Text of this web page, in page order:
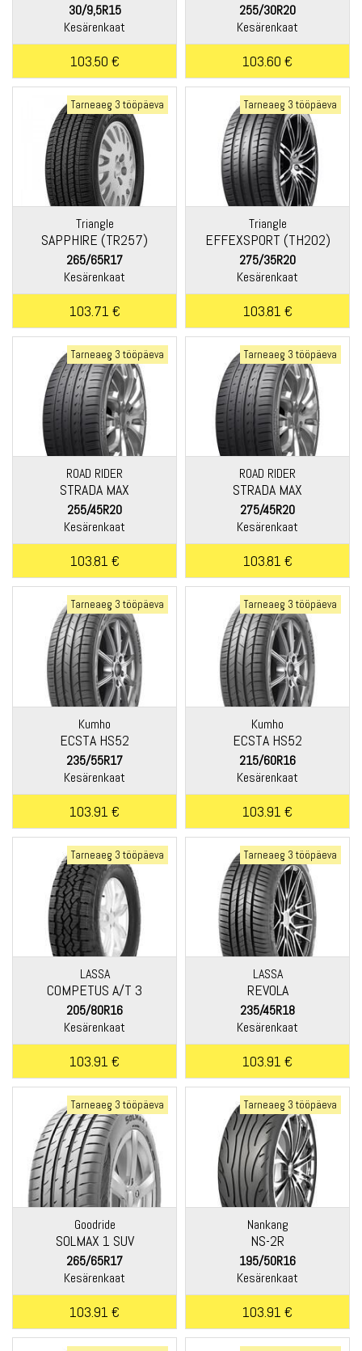
30/9,5R15
Kesärenkaat
103.50 €
255/30R20
Kesärenkaat
103.60 €
Tarneaeg 3 tööpäeva
Triangle
SAPPHIRE (TR257)
265/65R17
Kesärenkaat
103.71 €
Tarneaeg 3 tööpäeva
Triangle
EFFEXSPORT (TH202)
275/35R20
Kesärenkaat
103.81 €
Tarneaeg 3 tööpäeva
ROAD RIDER
STRADA MAX
255/45R20
Kesärenkaat
103.81 €
Tarneaeg 3 tööpäeva
ROAD RIDER
STRADA MAX
275/45R20
Kesärenkaat
103.81 €
Tarneaeg 3 tööpäeva
Kumho
ECSTA HS52
235/55R17
Kesärenkaat
103.91 €
Tarneaeg 3 tööpäeva
Kumho
ECSTA HS52
215/60R16
Kesärenkaat
103.91 €
Tarneaeg 3 tööpäeva
LASSA
COMPETUS A/T 3
205/80R16
Kesärenkaat
103.91 €
Tarneaeg 3 tööpäeva
LASSA
REVOLA
235/45R18
Kesärenkaat
103.91 €
Tarneaeg 3 tööpäeva
Goodride
SOLMAX 1 SUV
265/65R17
Kesärenkaat
103.91 €
Tarneaeg 3 tööpäeva
Nankang
NS-2R
195/50R16
Kesärenkaat
103.91 €